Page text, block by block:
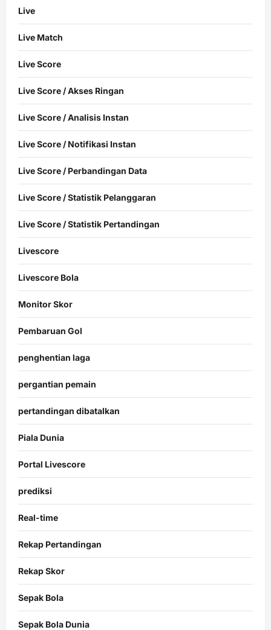
Live
Live Match
Live Score
Live Score / Akses Ringan
Live Score / Analisis Instan
Live Score / Notifikasi Instan
Live Score / Perbandingan Data
Live Score / Statistik Pelanggaran
Live Score / Statistik Pertandingan
Livescore
Livescore Bola
Monitor Skor
Pembaruan Gol
penghentian laga
pergantian pemain
pertandingan dibatalkan
Piala Dunia
Portal Livescore
prediksi
Real-time
Rekap Pertandingan
Rekap Skor
Sepak Bola
Sepak Bola Dunia